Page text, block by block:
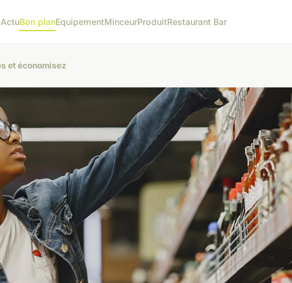
ActuBon planEquipementMinceurProduitRestaurant Bar
et économisez